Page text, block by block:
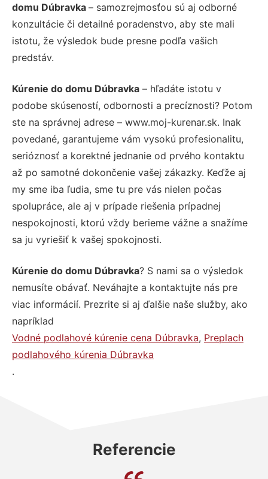
domu Dúbravka – samozrejmosťou sú aj odborné
konzultácie či detailné poradenstvo, aby ste mali
istotu, že výsledok bude presne podľa vašich
predstáv.
Kúrenie do domu Dúbravka – hľadáte istotu v
podobe skúseností, odbornosti a precíznosti? Potom
ste na správnej adrese – www.moj-kurenar.sk. Inak
povedané, garantujeme vám vysokú profesionalitu,
serióznosť a korektné jednanie od prvého kontaktu
až po samotné dokončenie vašej zákazky. Keďže aj
my sme iba ľudia, sme tu pre vás nielen počas
spolupráce, ale aj v prípade riešenia prípadnej
nespokojnosti, ktorú vždy berieme vážne a snažíme
sa ju vyriešiť k vašej spokojnosti.
Kúrenie do domu Dúbravka? S nami sa o výsledok
nemusíte obávať. Neváhajte a kontaktujte nás pre
viac informácií. Prezrite si aj ďalšie naše služby, ako
napríklad
Vodné podlahové kúrenie cena Dúbravka, Preplach
podlahového kúrenia Dúbravka
.
Referencie